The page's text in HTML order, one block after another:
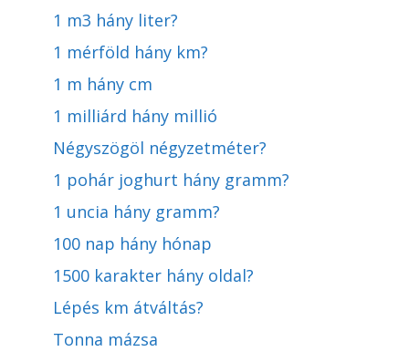
1 m3 hány liter?
1 mérföld hány km?
1 m hány cm
1 milliárd hány millió
Négyszögöl négyzetméter?
1 pohár joghurt hány gramm?
1 uncia hány gramm?
100 nap hány hónap
1500 karakter hány oldal?
Lépés km átváltás?
Tonna mázsa